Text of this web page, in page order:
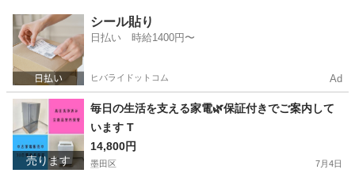
東京 大田区 キッチン家電
取り付け
シール貼り
日払い 時給1400円〜
ヒバライドットコム Ad
売ります
毎日の生活を支える家電🌿保証付きでご案内して
います T
14,800円
墨田区 7月4日